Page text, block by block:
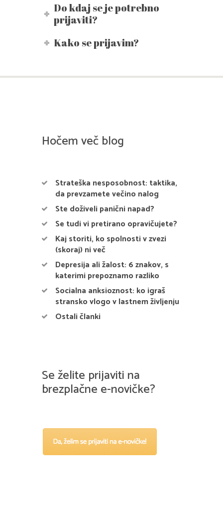
Do kdaj se je potrebno
prijaviti?
Kako se prijavim?
Hočem več blog
Strateška nesposobnost: taktika,
da prevzamete večino nalog
Ste doživeli panični napad?
Se tudi vi pretirano opravičujete?
Kaj storiti, ko spolnosti v zvezi
(skoraj) ni več
Depresija ali žalost: 6 znakov, s
katerimi prepoznamo razliko
Socialna anksioznost: ko igraš
stransko vlogo v lastnem življenju
Ostali članki
Se želite prijaviti na
brezplačne e-novičke?